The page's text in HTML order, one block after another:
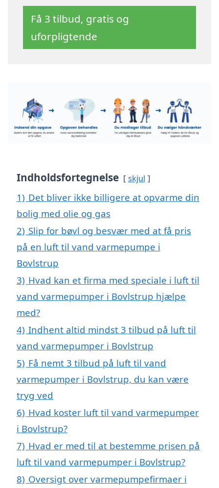
Få 3 tilbud, gratis og
uforpligtende
Indholdsfortegnelse skjul
1) Det bliver ikke billigere at opvarme din
bolig med olie og gas
2) Slip for bøvl og besvær med at få pris
på en luft til vand varmepumpe i
Bovlstrup
3) Hvad kan et firma med speciale i luft til
vand varmepumper i Bovlstrup hjælpe
med?
4) Indhent altid mindst 3 tilbud på luft til
vand varmepumper i Bovlstrup
5) Få nemt 3 tilbud på luft til vand
varmepumper i Bovlstrup, du kan være
tryg ved
6) Hvad koster luft til vand varmepumper
i Bovlstrup?
7) Hvad er med til at bestemme prisen på
luft til vand varmepumper i Bovlstrup?
8) Oversigt over varmepumpefirmaer i